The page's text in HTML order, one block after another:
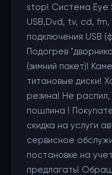
stop! Cистема Eye
USB,Dvd, tv, cd, fm,
подключения USB
Подогрев
(зимний пакет)!
титановые диски!
резина! Не
пошлина !
скидка на услуги
сервисное
постановке на
предлагать!